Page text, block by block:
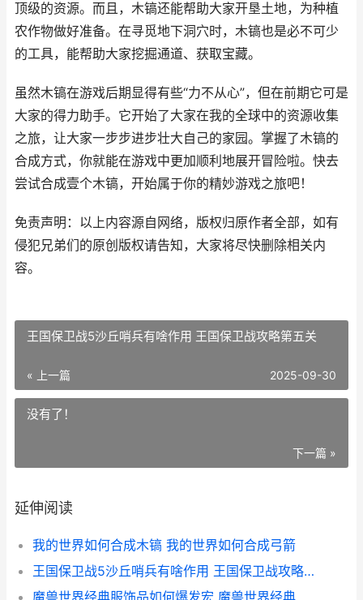
顶级的资源。而且，木镐还能帮助大家开垦土地，为种植
农作物做好准备。在寻觅地下洞穴时，木镐也是必不可少
的工具，能帮助大家挖掘通道、获取宝藏。
虽然木镐在游戏后期显得有些“力不从心”，但在前期它可是
大家的得力助手。它开始了大家在我的全球中的资源收集
之旅，让大家一步步进步壮大自己的家园。掌握了木镐的
合成方式，你就能在游戏中更加顺利地展开冒险啦。快去
尝试合成壹个木镐，开始属于你的精妙游戏之旅吧！
免责声明：以上内容源自网络，版权归原作者全部，如有
侵犯兄弟们的原创版权请告知，大家将尽快删除相关内
容。
王国保卫战5沙丘哨兵有啥作用 王国保卫战攻略第五关
« 上一篇 2025-09-30
没有了！
下一篇 »
延伸阅读
我的世界如何合成木镐 我的世界如何合成弓箭
王国保卫战5沙丘哨兵有啥作用 王国保卫战攻略第五关